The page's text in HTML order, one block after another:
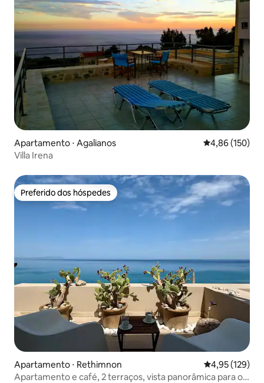
Apartamento ⋅ Agalianos 4,86 de uma
4,86 (150)
Villa Irena
Preferido dos hóspedes
Preferido dos hóspedes
Apartamento ⋅ Rethimnon 4,95 de uma
4,95 (129)
Apartamento e café, 2 terraços, vista panorâmica para o